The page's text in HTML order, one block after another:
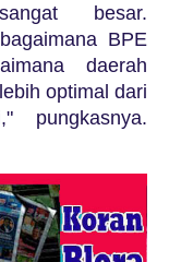
besar.
BPE
daerah
optimal dari
pungkasnya.